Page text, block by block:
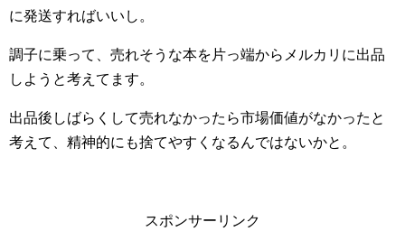
に発送すればいいし。
調子に乗って、売れそうな本を片っ端からメルカリに出品
しようと考えてます。
出品後しばらくして売れなかったら市場価値がなかったと
考えて、精神的にも捨てやすくなるんではないかと。
スポンサーリンク